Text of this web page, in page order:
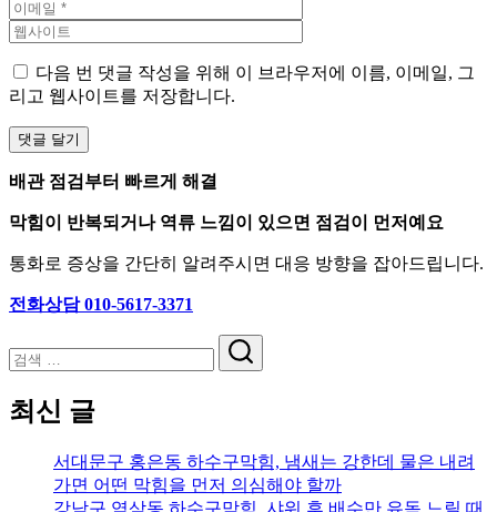
다음 번 댓글 작성을 위해 이 브라우저에 이름, 이메일, 그
리고 웹사이트를 저장합니다.
배관 점검부터 빠르게 해결
막힘이 반복되거나 역류 느낌이 있으면 점검이 먼저예요
통화로 증상을 간단히 알려주시면 대응 방향을 잡아드립니다.
전화상담 010-5617-3371
검
최신 글
서대문구 홍은동 하수구막힘, 냄새는 강한데 물은 내려
가면 어떤 막힘을 먼저 의심해야 할까
강남구 역삼동 하수구막힘, 샤워 후 배수만 유독 느릴 때